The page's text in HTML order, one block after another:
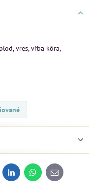
vres, vŕba kôra,
LinkedInWhatsApp
E-
mail